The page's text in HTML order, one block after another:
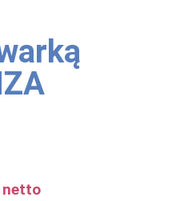
netto